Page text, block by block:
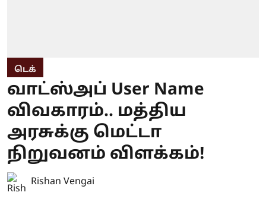
டெக்
வாட்ஸ்அப் User Name
விவகாரம்.. மத்திய
அரசுக்கு மெட்டா
நிறுவனம் விளக்கம்!
Rishan Vengai